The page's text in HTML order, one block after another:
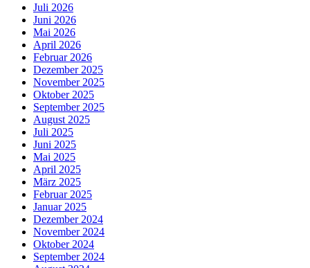
Juli 2026
Juni 2026
Mai 2026
April 2026
Februar 2026
Dezember 2025
November 2025
Oktober 2025
September 2025
August 2025
Juli 2025
Juni 2025
Mai 2025
April 2025
März 2025
Februar 2025
Januar 2025
Dezember 2024
November 2024
Oktober 2024
September 2024